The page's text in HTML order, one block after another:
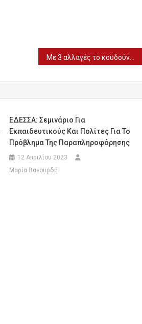
Με 3 αλλαγές το κουδούνι της Δευτέρας – Τι ισχύει για τεστ, κρούσματα και τηλεκπαίδευση (ΠΙΝΑΚΑΣ)
ΕΔΕΣΣΑ: Σεμινάριο Για
Εκπαιδευτικούς Και Πολίτες Για Το
Πρόβλημα Της Παραπληροφόρησης
12 Απριλίου 2023
Μαρία Βαγουρδή